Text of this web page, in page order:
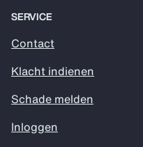
SERVICE
Contact
Klacht indienen
Schade melden
Inloggen